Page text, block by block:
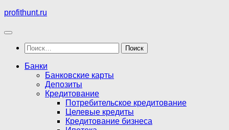
Перейти
содержимому
profithunt.ru
Найти:
Банки
Банковские карты
Депозиты
Кредитование
Потребительское кредитование
Целевые кредиты
Кредитование бизнеса